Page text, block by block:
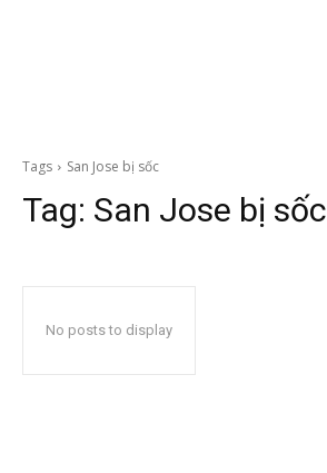
Tags San Jose bị sốc
Tag: San Jose bị sốc
No posts to display